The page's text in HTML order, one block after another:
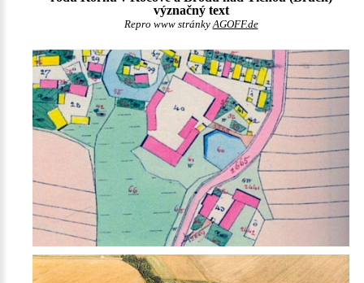
význačný text
Repro www stránky AGOFF.de